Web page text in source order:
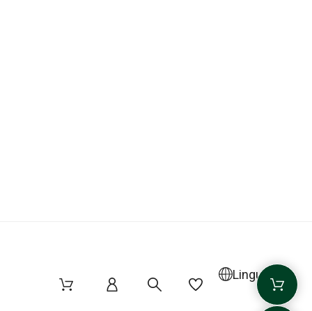
Lingua